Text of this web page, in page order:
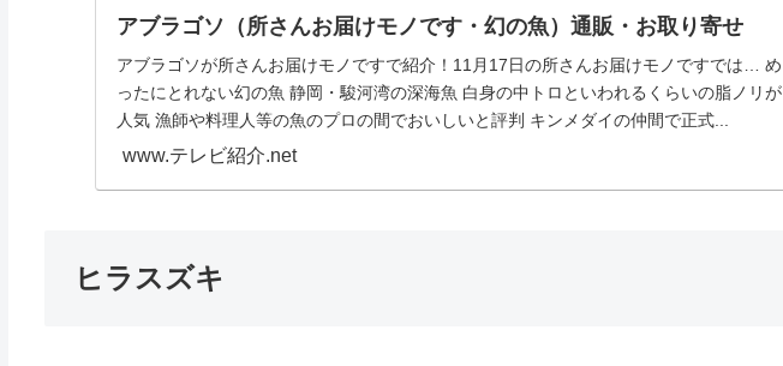
アブラゴソ（所さんお届けモノです・幻の魚）通販・お取り寄せ
アブラゴソが所さんお届けモノですで紹介！11月17日の所さんお届けモノですでは… め
ったにとれない幻の魚 静岡・駿河湾の深海魚 白身の中トロといわれるくらいの脂ノリが
人気 漁師や料理人等の魚のプロの間でおいしいと評判 キンメダイの仲間で正式...
www.テレビ紹介.net
ヒラスズキ